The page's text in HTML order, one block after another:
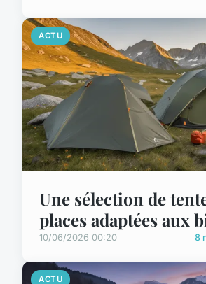
ACTU
Une sélection de
places adaptées aux
10/06/2026 00:20 8
ACTU